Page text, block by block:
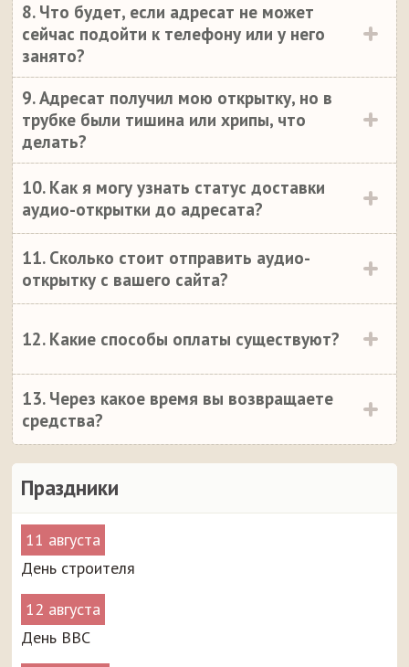
Праздники
11 августа
День строителя
12 августа
День ВВС
8. Что будет, если адресат не может
сейчас подойти к телефону или у него
занято?
9. Адресат получил мою открытку, но в
трубке были тишина или хрипы, что
делать?
10. Как я могу узнать статус доставки
аудио-открытки до адресата?
11. Сколько стоит отправить аудио-
открытку с вашего сайта?
12. Какие способы оплаты существуют?
13. Через какое время вы возвращаете
средства?